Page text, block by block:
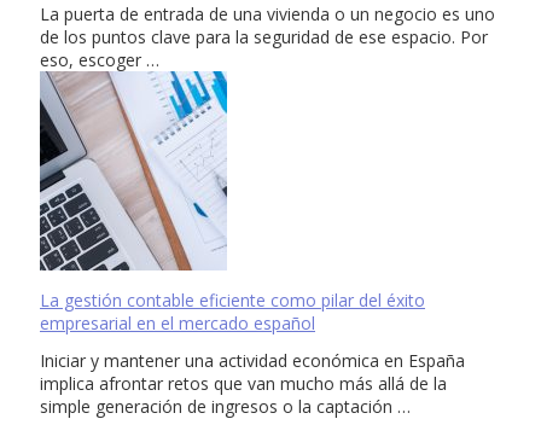
La puerta de entrada de una vivienda o un negocio es uno
de los puntos clave para la seguridad de ese espacio. Por
eso, escoger …
La gestión contable eficiente como pilar del éxito
empresarial en el mercado español
Iniciar y mantener una actividad económica en España
implica afrontar retos que van mucho más allá de la
simple generación de ingresos o la captación …